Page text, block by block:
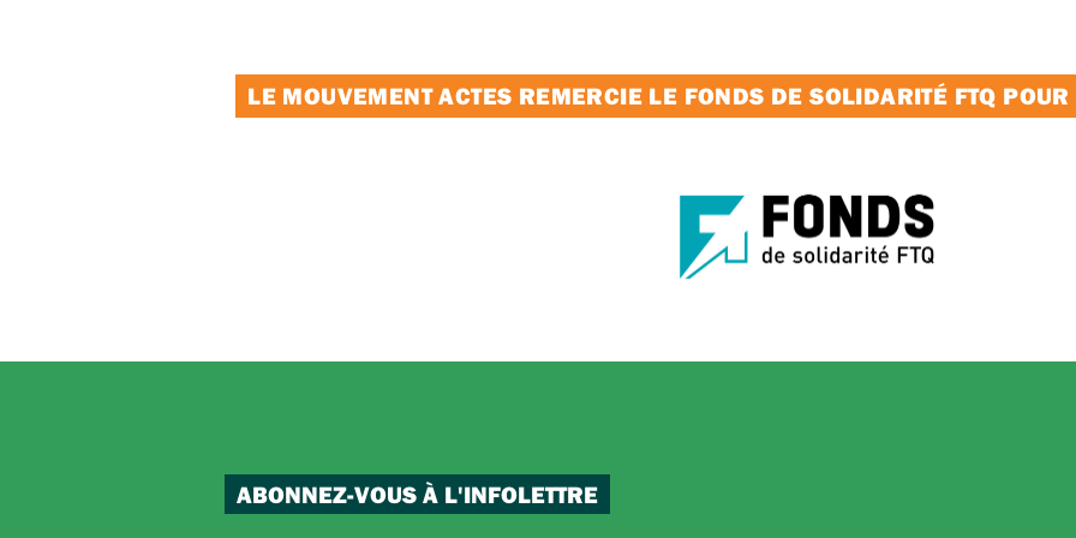
LE MOUVEMENT ACTES REMERCIE LE FONDS DE SOLIDARITÉ FTQ
ABONNEZ-VOUS À L'INFOLETTRE